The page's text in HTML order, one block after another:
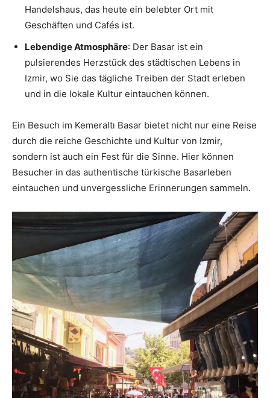
Handelshaus, das heute ein belebter Ort mit
Geschäften und Cafés ist.
Lebendige Atmosphäre: Der Basar ist ein
pulsierendes Herzstück des städtischen Lebens in
Izmir, wo Sie das tägliche Treiben der Stadt erleben
und in die lokale Kultur eintauchen können.
Ein Besuch im Kemeraltı Basar bietet nicht nur eine Reise
durch die reiche Geschichte und Kultur von Izmir,
sondern ist auch ein Fest für die Sinne. Hier können
Besucher in das authentische türkische Basarleben
eintauchen und unvergessliche Erinnerungen sammeln.